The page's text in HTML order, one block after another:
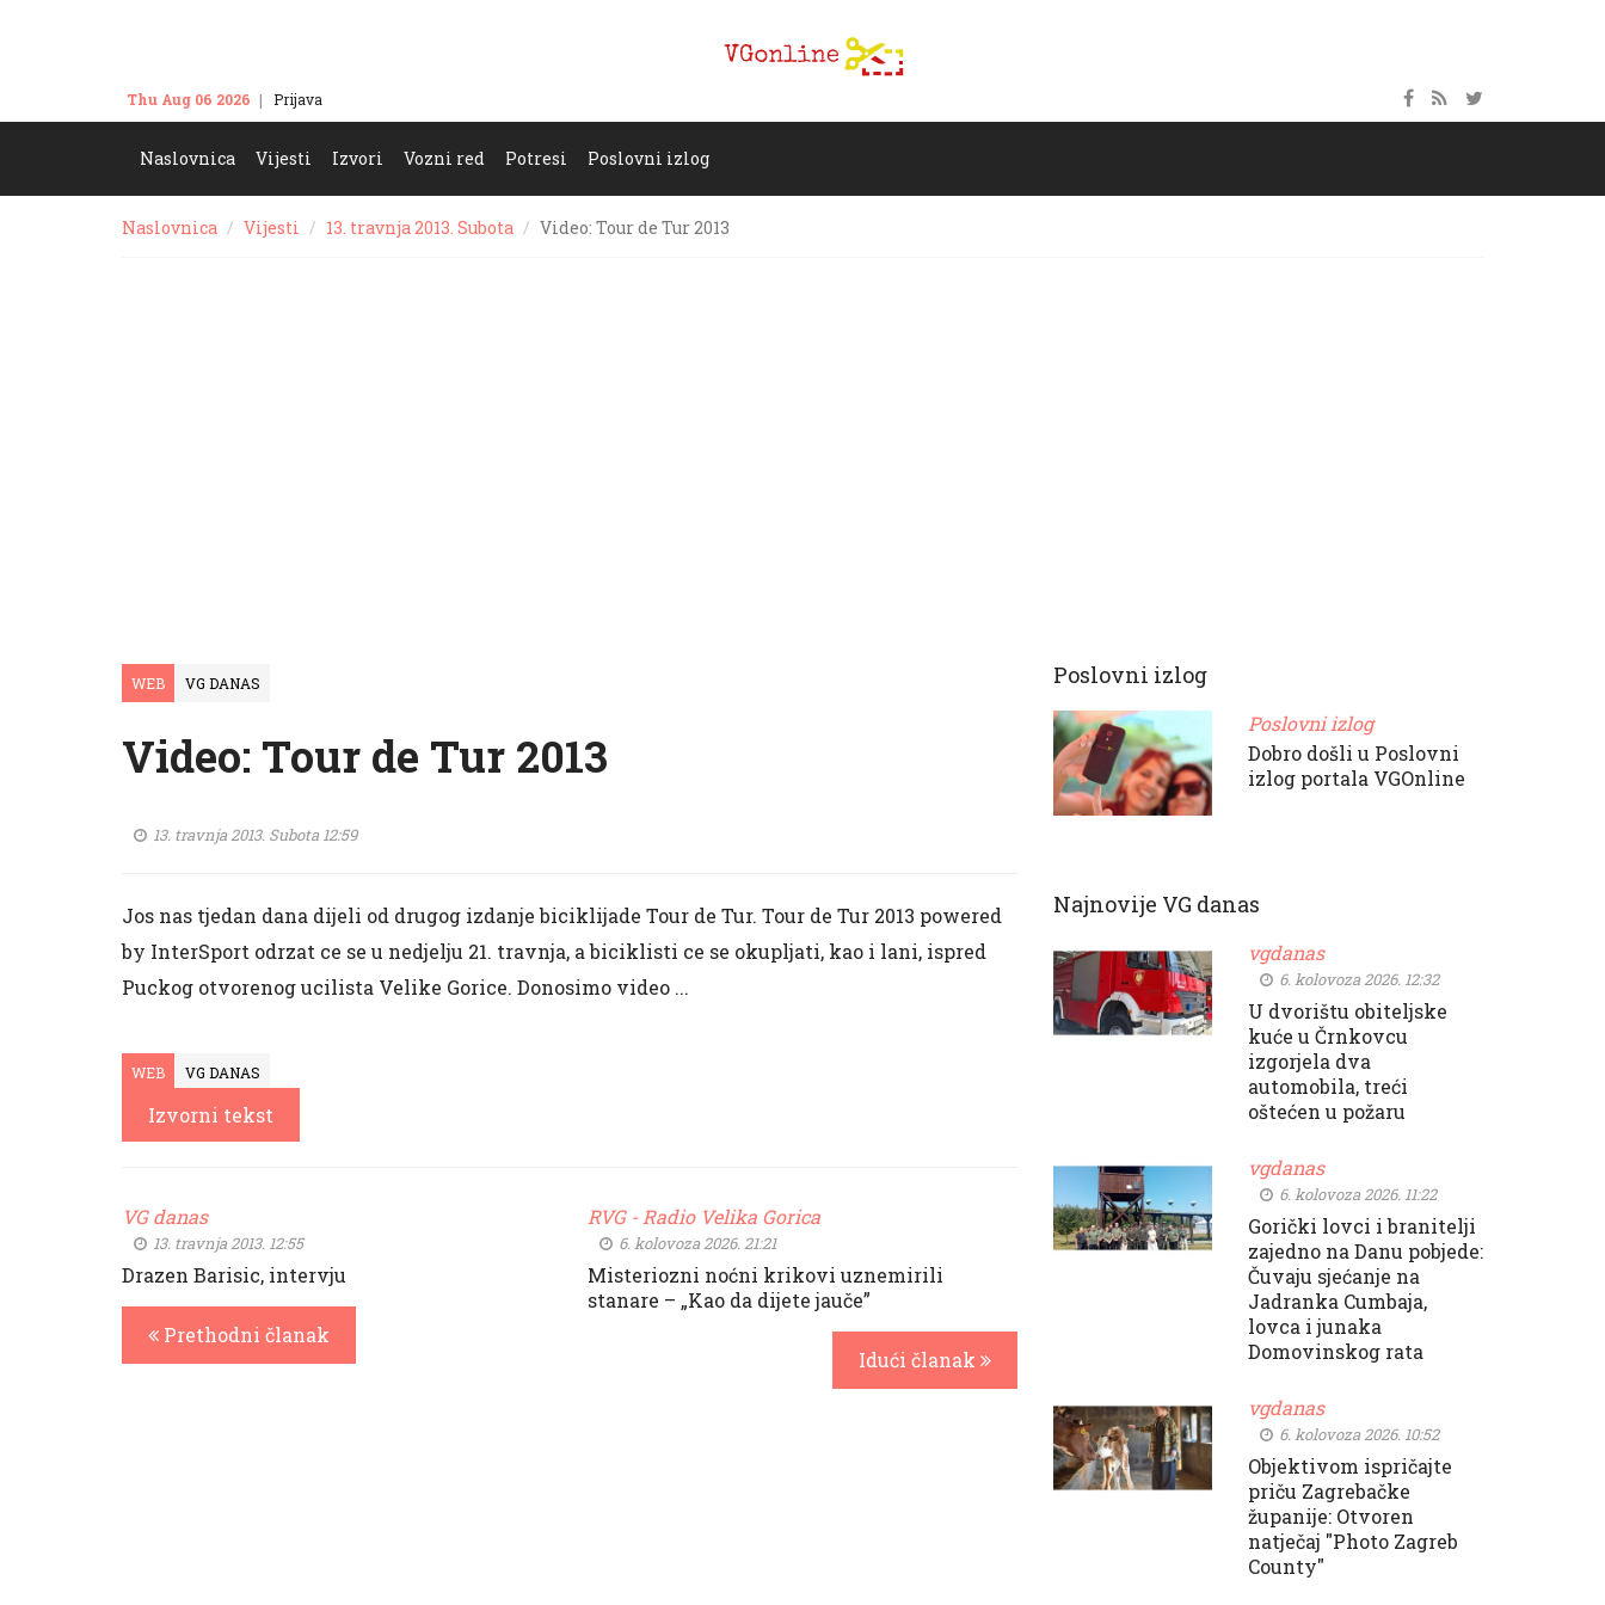
Thu Aug 06 2026 Prijava
Naslovnica Vijesti Izvori Vozni red Potresi Poslovni izlog
Naslovnica Vijesti 13. travnja 2013. Subota Video: Tour de Tur 2013
WEB VG DANAS
Video: Tour de Tur 2013
13. travnja 2013. Subota 12:59
Jos nas tjedan dana dijeli od drugog izdanje biciklijade Tour de Tur. Tour de Tur 2013 powered
by InterSport odrzat ce se u nedjelju 21. travnja, a biciklisti ce se okupljati, kao i lani, ispred
Puckog otvorenog ucilista Velike Gorice. Donosimo video ...
WEB VG DANAS
Izvorni tekst
VG danas
13. travnja 2013. 12:55
Drazen Barisic, intervju
Prethodni članak
RVG - Radio Velika Gorica
6. kolovoza 2026. 21:21
Misteriozni noćni krikovi uznemirili
stanare – „Kao da dijete jauče”
Idući članak
Poslovni izlog
Poslovni izlog
Dobro došli u Poslovni
izlog portala VGOnline
Najnovije VG danas
vgdanas
6. kolovoza 2026. 12:32
U dvorištu obiteljske
kuće u Črnkovcu
izgorjela dva
automobila, treći
oštećen u požaru
vgdanas
6. kolovoza 2026. 11:22
Gorički lovci i branitelji
zajedno na Danu pobjede:
Čuvaju sjećanje na
Jadranka Cumbaja,
lovca i junaka
Domovinskog rata
vgdanas
6. kolovoza 2026. 10:52
Objektivom ispričajte
priču Zagrebačke
županije: Otvoren
natječaj "Photo Zagreb
County"